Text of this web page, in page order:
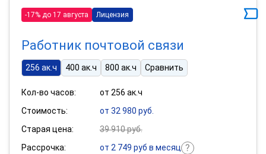
-17% до 17 августа Лицензия
Работник почтовой связи
256 ак.ч 400 ак.ч 800 ак.ч Сравнить
Кол-во часов:
от 256 ак.ч
Стоимость:
от 32 980 руб.
Старая цена:
39 910 руб.
Рассрочка:
от 2 749 руб в месяц